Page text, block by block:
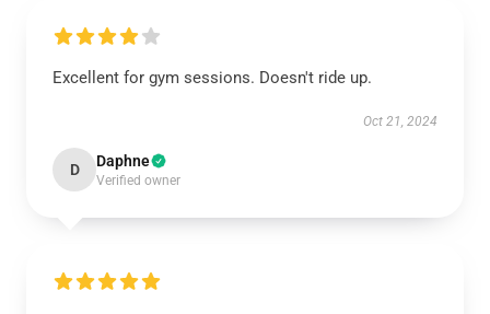
Excellent for gym sessions. Doesn't ride up.
Oct 21, 2024
D Daphne
Verified owner